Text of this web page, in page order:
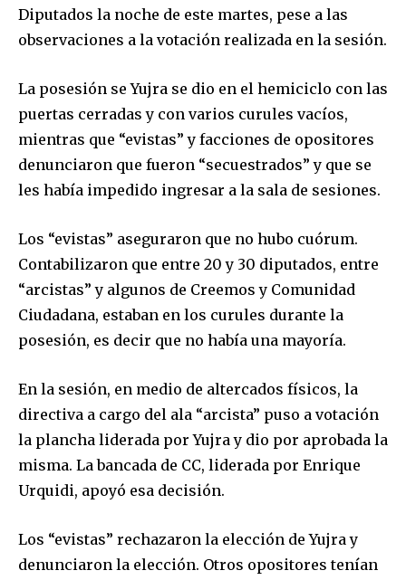
Diputados la noche de este martes, pese a las
observaciones a la votación realizada en la sesión.
La posesión se Yujra se dio en el hemiciclo con las
puertas cerradas y con varios curules vacíos,
mientras que “evistas” y facciones de opositores
denunciaron que fueron “secuestrados” y que se
les había impedido ingresar a la sala de sesiones.
Los “evistas” aseguraron que no hubo cuórum.
Contabilizaron que entre 20 y 30 diputados, entre
“arcistas” y algunos de Creemos y Comunidad
Ciudadana, estaban en los curules durante la
posesión, es decir que no había una mayoría.
En la sesión, en medio de altercados físicos, la
directiva a cargo del ala “arcista” puso a votación
la plancha liderada por Yujra y dio por aprobada la
misma. La bancada de CC, liderada por Enrique
Urquidi, apoyó esa decisión.
Los “evistas” rechazaron la elección de Yujra y
denunciaron la elección. Otros opositores tenían